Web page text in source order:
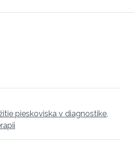
pieskoviska v diagnostike,